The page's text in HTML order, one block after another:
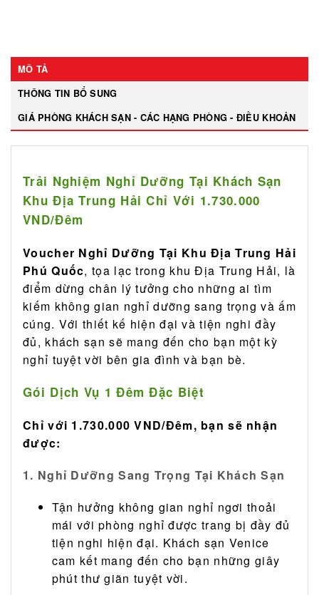
MÔ TẢ
THÔNG TIN BỔ SUNG
GIÁ PHÒNG KHÁCH SẠN - CÁC HẠNG PHÒNG - ĐIỀU KHOẢN
Trải Nghiệm Nghỉ Dưỡng Tại Khách Sạn
Khu Địa Trung Hải Chỉ Với 1.730.000
VND/Đêm
Voucher Nghỉ Dưỡng Tại Khu Địa Trung Hải
Phú Quốc, tọa lạc trong khu Địa Trung Hải, là
điểm dừng chân lý tưởng cho những ai tìm
kiếm không gian nghỉ dưỡng sang trọng và ấm
cúng. Với thiết kế hiện đại và tiện nghi đầy
đủ, khách sạn sẽ mang đến cho bạn một kỳ
nghỉ tuyệt vời bên gia đình và bạn bè.
Gói Dịch Vụ 1 Đêm Đặc Biệt
Chỉ với 1.730.000 VND/Đêm, bạn sẽ nhận
được:
1. Nghỉ Dưỡng Sang Trọng Tại Khách Sạn
Tận hưởng không gian nghỉ ngơi thoải
mái với phòng nghỉ được trang bị đầy đủ
tiện nghi hiện đại. Khách sạn Venice
cam kết mang đến cho bạn những giây
phút thư giãn tuyệt vời.